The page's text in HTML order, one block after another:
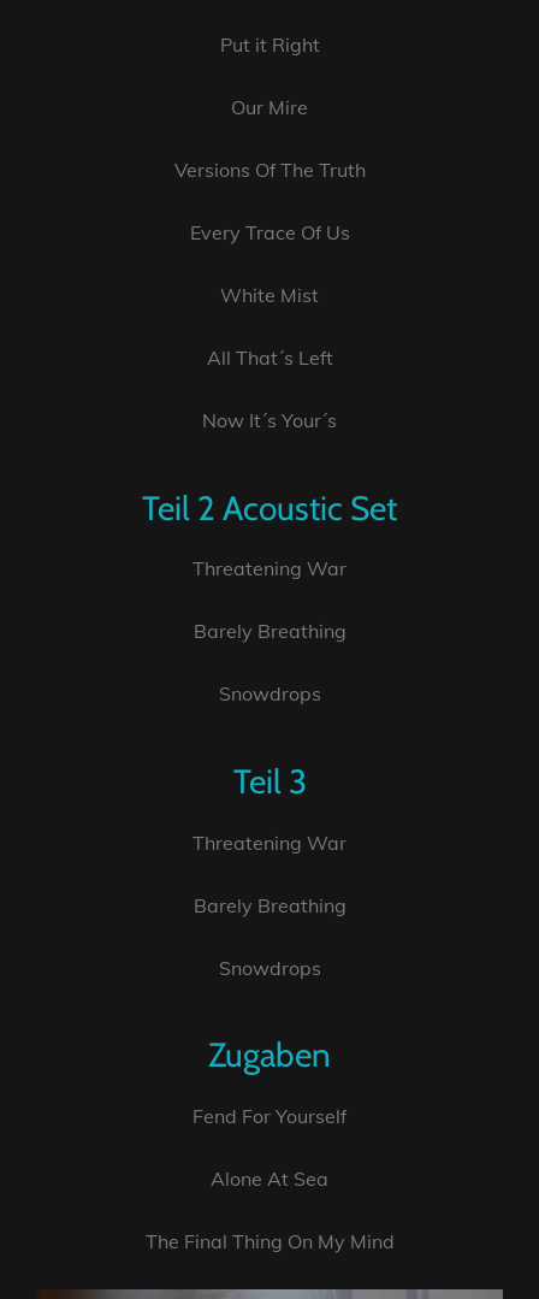
Put it Right
Our Mire
Versions Of The Truth
Every Trace Of Us
White Mist
All That´s Left
Now It´s Your´s
Teil 2 Acoustic Set
Threatening War
Barely Breathing
Snowdrops
Teil 3
Threatening War
Barely Breathing
Snowdrops
Zugaben
Fend For Yourself
Alone At Sea
The Final Thing On My Mind